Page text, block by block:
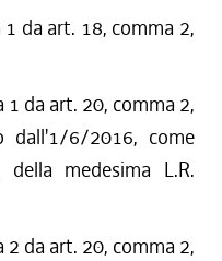
da art. 18, comma 2,
da art. 20, comma 2,
6/2016, come
medesima L.R.
da art. 20, comma 2,